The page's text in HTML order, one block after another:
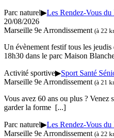
Parc naturel▶Les Rendez-Vous du
20/08/2026
Marseille 9e Arrondissement (à 22
Un évènement festif tous les
18h30 dans le parc Maison
Activité sportive▶Sport Santé
Marseille 9e Arrondissement (à 21
Vous avez 60 ans ou plus ? Venez
garder la forme [...]
Parc naturel▶Les Rendez-Vous du
Marseille 9e Arrondissement (à 22